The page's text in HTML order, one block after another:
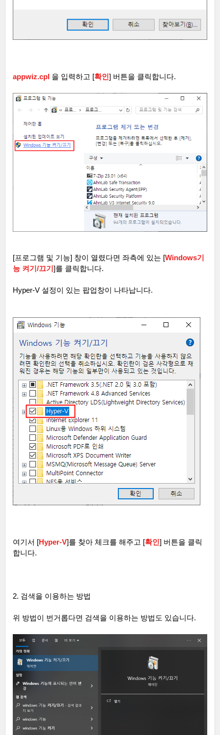
appwiz.cpl 을 입력하고 [확인] 버튼을 클릭합니다.
[프로그램 및 기능] 창이 열렸다면 좌측에 있는 [Windows기
능 켜기/끄기]를 클릭합니다.
Hyper-V 설정이 있는 팝업창이 나타납니다.
여기서 [Hyper-V]를 찾아 체크를 해주고 [확인] 버튼을 클릭
합니다.
2. 검색을 이용하는 방법
위 방법이 번거롭다면 검색을 이용하는 방법도 있습니다.